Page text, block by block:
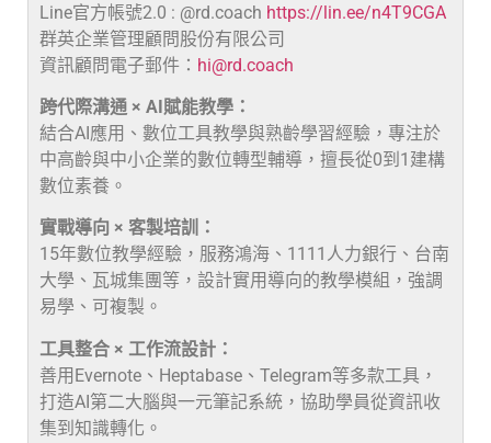
Line官方帳號2.0 : @rd.coach https://lin.ee/n4T9CGA
群英企業管理顧問股份有限公司
資訊顧問電子郵件： hi@rd.coach
跨代際溝通 × AI賦能教學：
結合AI應用、數位工具教學與熟齡學習經驗，專注於
中高齡與中小企業的數位轉型輔導，擅長從0到1建構
數位素養。
實戰導向 × 客製培訓：
15年數位教學經驗，服務鴻海、1111人力銀行、台南
大學、瓦城集團等，設計實用導向的教學模組，強調
易學、可複製。
工具整合 × 工作流設計：
善用Evernote、Heptabase、Telegram等多款工具，
打造AI第二大腦與一元筆記系統，協助學員從資訊收
集到知識轉化。